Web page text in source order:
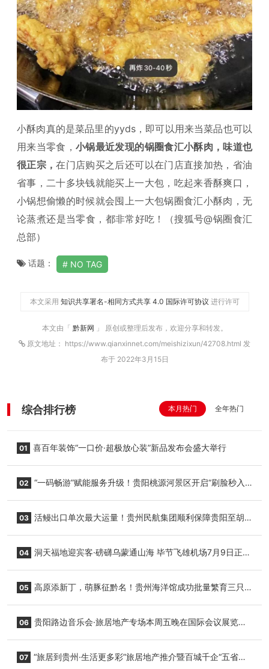
小酥肉真的是菜品里的yyds，即可以用来当菜品也可以
用来当零食，小锅最近发现的锅圈食汇小酥肉，味道也
很正宗，在门店购买之后还可以在门店直接加热，省油
省事，二十多块钱就能买上一大包，吃起来香酥爽口，
小锅想偷懒的时候就会囤上一大包锅圈食汇小酥肉，无
论蒸煮还是当零食，都非常好吃！（搜狐号@锅圈食汇
总部）
话题： NO TAG
本文采用 知识共享署名-相同方式共享 4.0 国际许可协议 进行许可
本文由「 黔新网 」 原创或整理后发布，欢迎分享和转发。
原文地址： https://www.qianxinnet.com/meishizixun/42708.html 发
布于 2022年3月15日
综合排行榜 本月热门 全年热门
01 喜百年装饰“一口价·超极放心装”新品发布会盛大举行
02 “一码畅游”赋能服务升级！贵阳桃源河景区开启“刷脸秒入
03 活鳗出口单次最大运量！贵州民航集团顺利保障贵阳至胡
04 洞天福地迎宾客·磅礴乌蒙通山海 毕节飞雄机场7月9日正式
05 高原添新丁，萌豚征黔名！贵州海洋馆成功批量繁育三只
06 贵阳路边音乐会·旅居地产专场本周五晚在国际会议展览中
07 “旅居到贵州·生活更多彩”旅居地产推介暨百城千企“五省